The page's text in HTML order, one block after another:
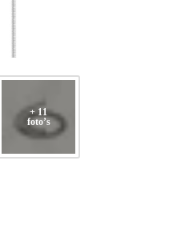
+ 11
foto’s